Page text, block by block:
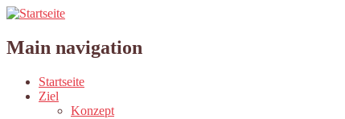
Main navigation
Startseite
Ziel
Konzept